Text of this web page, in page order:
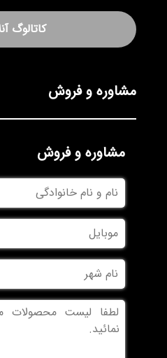
کاتالوگ
مشاوره و فروش
مشاوره و فروش
نام
و
نام
خانوادگی
موبایل
نام
شهر
بدون
عنوان